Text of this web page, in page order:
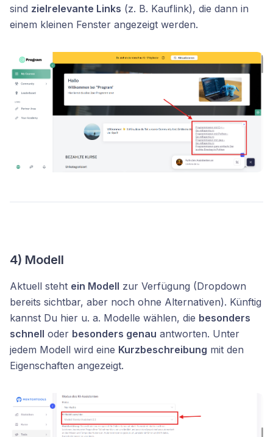
sind zielrelevante Links (z. B. Kauflink), die dann in
einem kleinen Fenster angezeigt werden.
4) Modell
Aktuell steht ein Modell zur Verfügung (Dropdown
bereits sichtbar, aber noch ohne Alternativen). Künftig
kannst Du hier u. a. Modelle wählen, die besonders
schnell oder besonders genau antworten. Unter
jedem Modell wird eine Kurzbeschreibung mit den
Eigenschaften angezeigt.